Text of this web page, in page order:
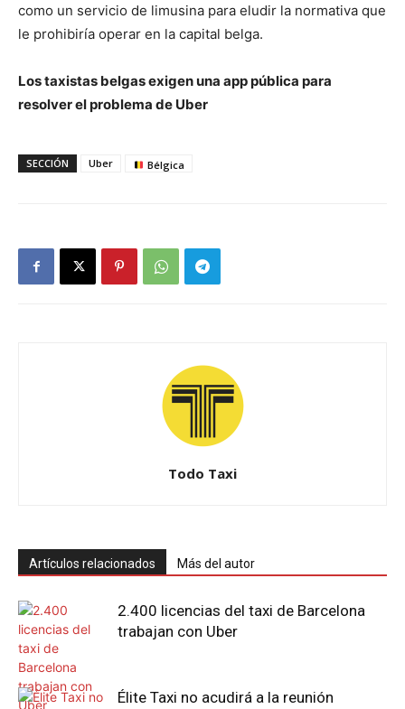
como un servicio de limusina para eludir la normativa que
le prohibiría operar en la capital belga.
Los taxistas belgas exigen una app pública para
resolver el problema de Uber
SECCIÓN Uber Bélgica
Todo Taxi
Artículos relacionados Más del autor
2.400 licencias del taxi de Barcelona
trabajan con Uber
Élite Taxi no acudirá a la reunión